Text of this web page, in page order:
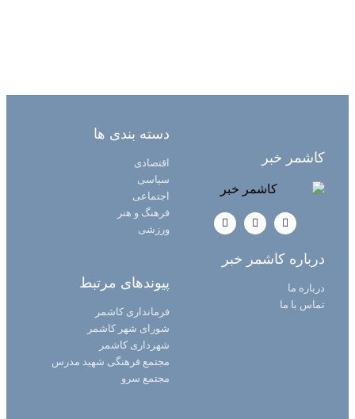
کاشمر خبر
دسته بندی ها
اقتصادی
سیاسی
اجتماعی
فرهنگ و هنر
ورزشی
درباره کاشمر خبر
درباره ما
تماس با ما
پیوندهای مرتبط
فرمانداری کاشمر
شورای شهر کاشمر
شهرداری کاشمر
مجتمع فرهنگی شهید مدرس
مجتمع سرو